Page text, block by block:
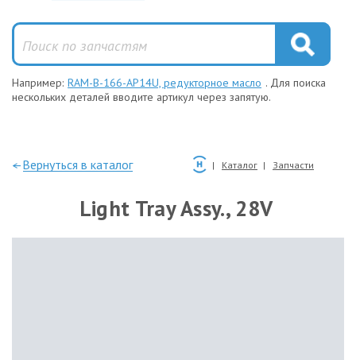
Например: RAM-B-166-AP14U, редукторное масло . Для поиска
нескольких деталей вводите артикул через запятую.
—Вернуться в каталог Каталог Запчасти
Light Tray Assy., 28V